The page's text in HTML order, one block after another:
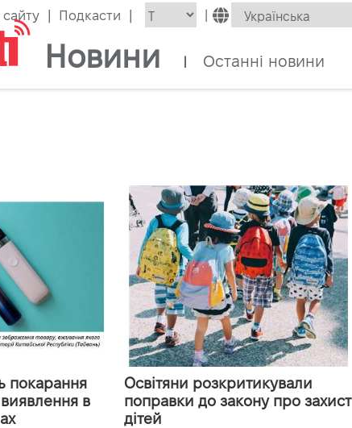
| Подкасти | |
Новини | Останні новини
покарання
виявлення в
Освітяни розкритикували
поправки до закону про захист
дітей